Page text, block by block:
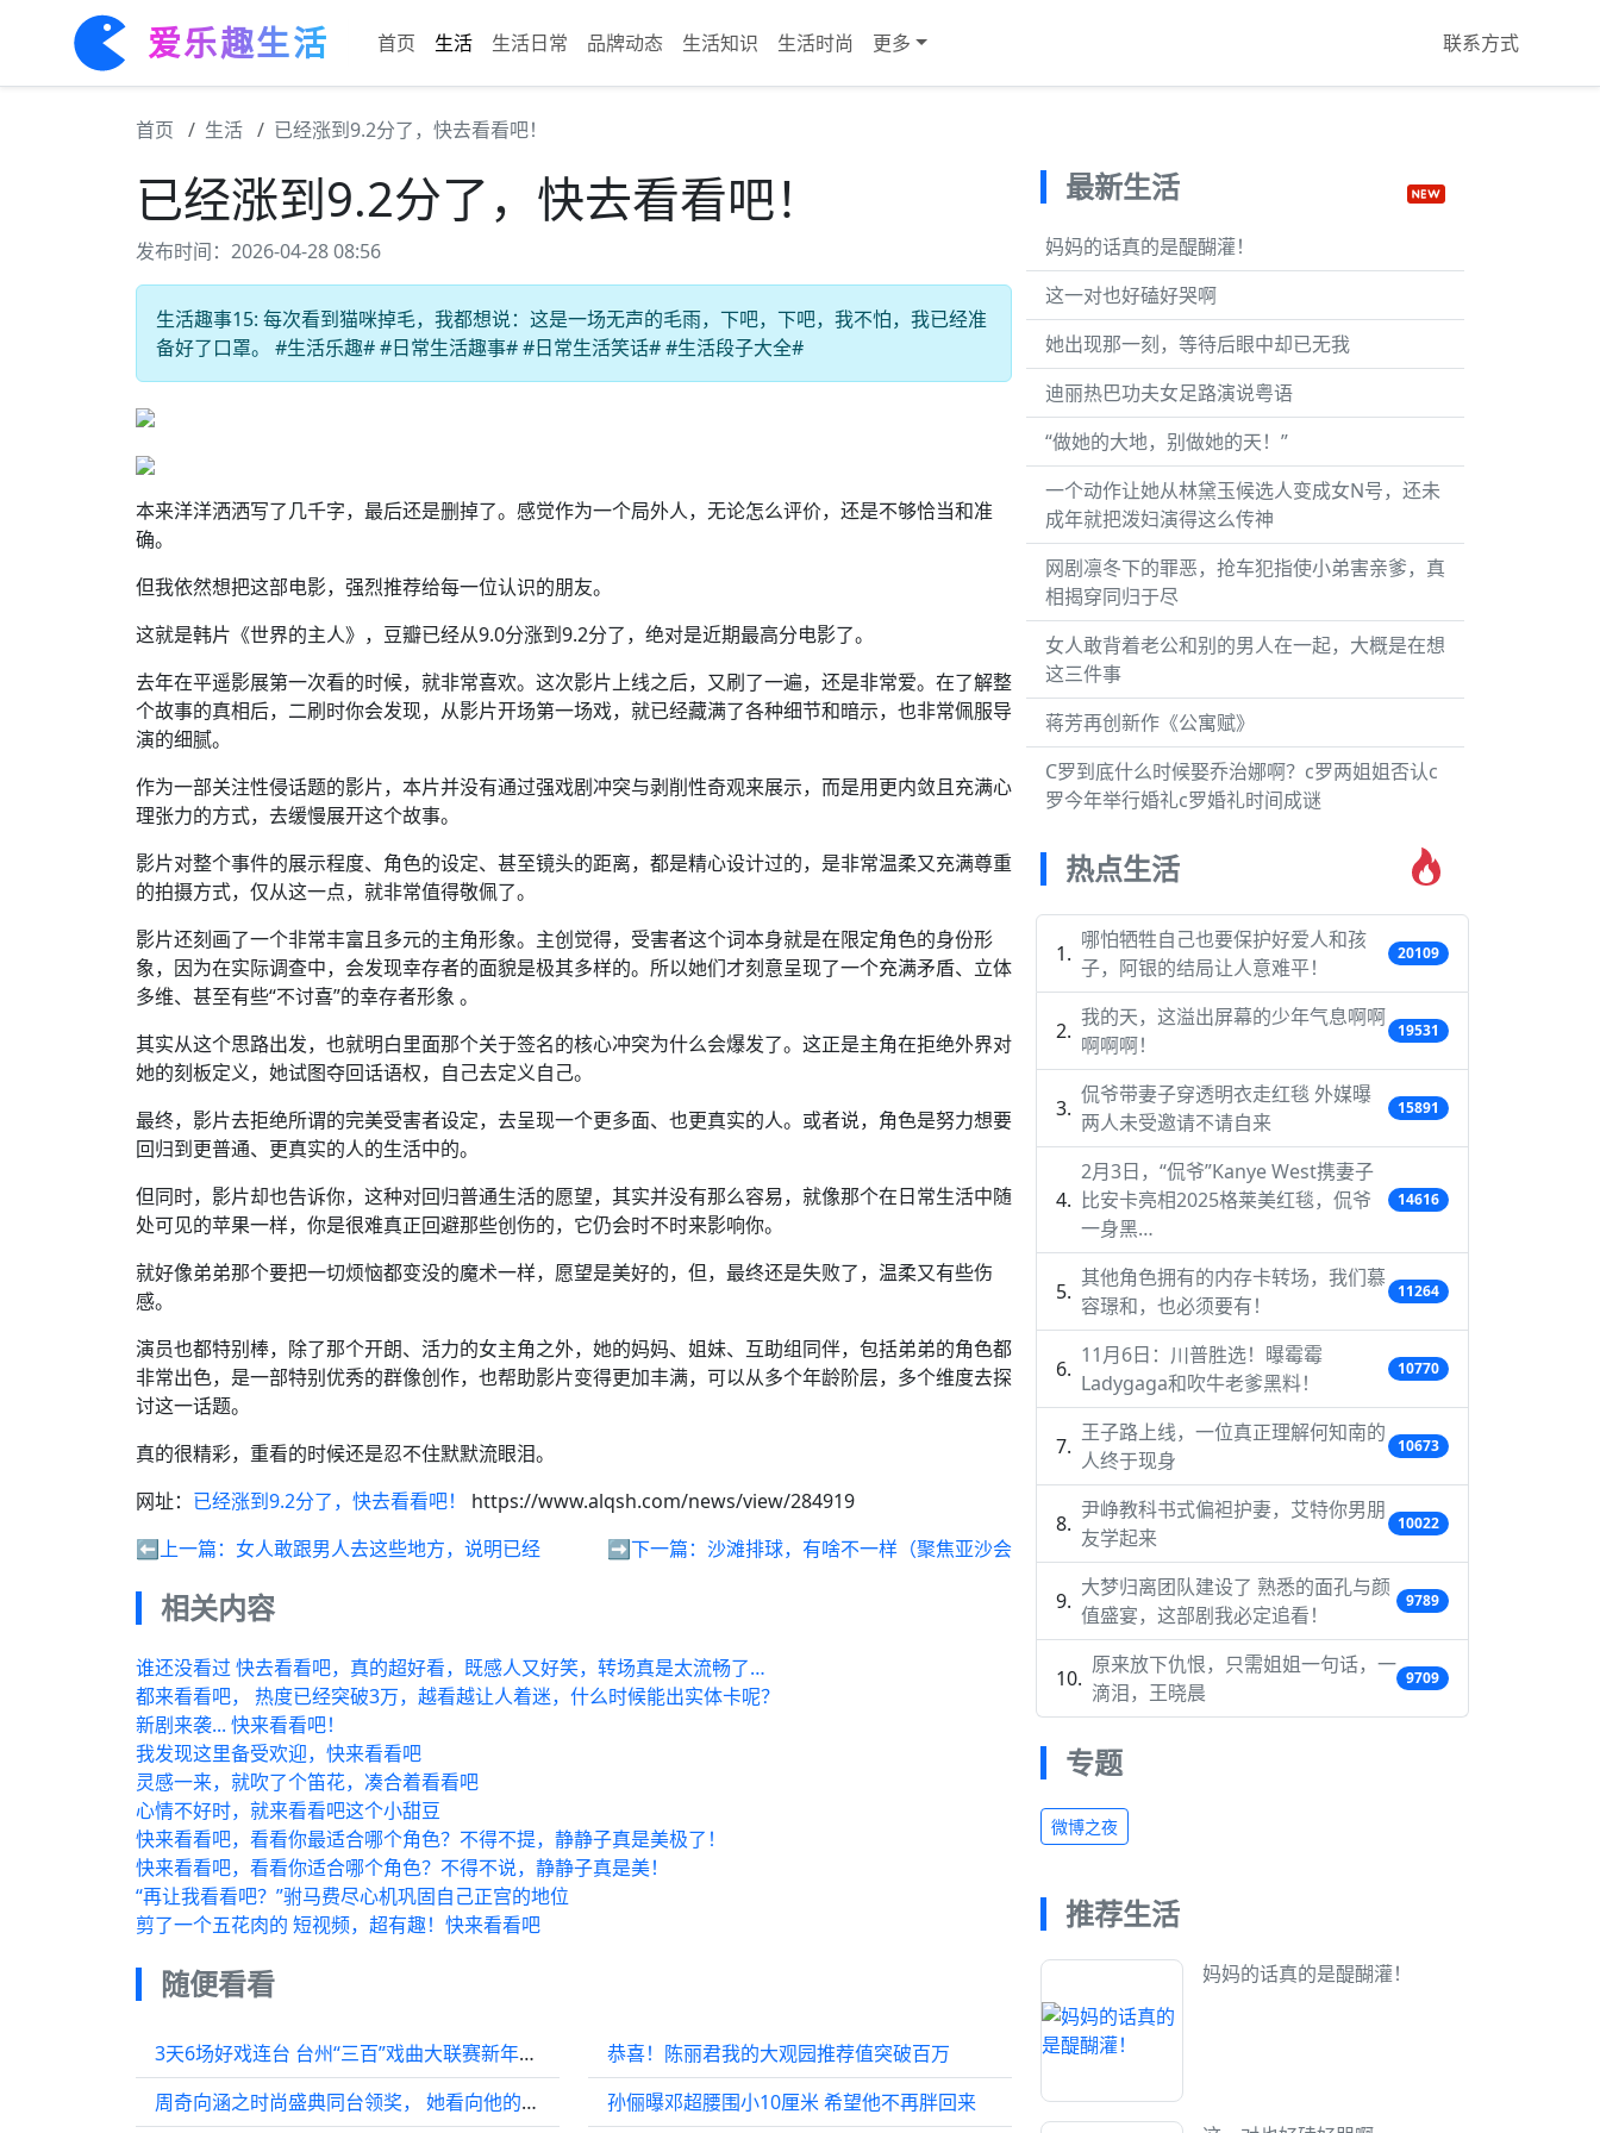
爱乐趣生活 首页 生活 生活日常 品牌动态 生活知识 生活时尚 更多 联系方式
首页 生活 已经涨到9.2分了，快去看看吧！
已经涨到9.2分了，快去看看吧！
发布时间：2026-04-28 08:56
生活趣事15: 每次看到猫咪掉毛，我都想说：这是一场无声的毛雨，下吧，下吧，我不怕，我已经准
备好了口罩。 #生活乐趣# #日常生活趣事# #日常生活笑话# #生活段子大全#
本来洋洋洒洒写了几千字，最后还是删掉了。感觉作为一个局外人，无论怎么评价，还是不够恰当和准
确。
但我依然想把这部电影，强烈推荐给每一位认识的朋友。
这就是韩片《世界的主人》，豆瓣已经从9.0分涨到9.2分了，绝对是近期最高分电影了。
去年在平遥影展第一次看的时候，就非常喜欢。这次影片上线之后，又刷了一遍，还是非常爱。在了解整
个故事的真相后，二刷时你会发现，从影片开场第一场戏，就已经藏满了各种细节和暗示，也非常佩服导
演的细腻。
作为一部关注性侵话题的影片，本片并没有通过强戏剧冲突与剥削性奇观来展示，而是用更内敛且充满心
理张力的方式，去缓慢展开这个故事。
影片对整个事件的展示程度、角色的设定、甚至镜头的距离，都是精心设计过的，是非常温柔又充满尊重
的拍摄方式，仅从这一点，就非常值得敬佩了。
影片还刻画了一个非常丰富且多元的主角形象。主创觉得，受害者这个词本身就是在限定角色的身份形
象，因为在实际调查中，会发现幸存者的面貌是极其多样的。所以她们才刻意呈现了一个充满矛盾、立体
多维、甚至有些“不讨喜”的幸存者形象 。
其实从这个思路出发，也就明白里面那个关于签名的核心冲突为什么会爆发了。这正是主角在拒绝外界对
她的刻板定义，她试图夺回话语权，自己去定义自己。
最终，影片去拒绝所谓的完美受害者设定，去呈现一个更多面、也更真实的人。或者说，角色是努力想要
回归到更普通、更真实的人的生活中的。
但同时，影片却也告诉你，这种对回归普通生活的愿望，其实并没有那么容易，就像那个在日常生活中随
处可见的苹果一样，你是很难真正回避那些创伤的，它仍会时不时来影响你。
就好像弟弟那个要把一切烦恼都变没的魔术一样，愿望是美好的，但，最终还是失败了，温柔又有些伤
感。
演员也都特别棒，除了那个开朗、活力的女主角之外，她的妈妈、姐妹、互助组同伴，包括弟弟的角色都
非常出色，是一部特别优秀的群像创作，也帮助影片变得更加丰满，可以从多个年龄阶层，多个维度去探
讨这一话题。
真的很精彩，重看的时候还是忍不住默默流眼泪。
网址： 已经涨到9.2分了，快去看看吧！
https://www.alqsh.com/news/view/284919
⬅️上一篇： 女人敢跟男人去这些地方，说明已经 ➡️下一篇： 沙滩排球，有啥不一样（聚焦亚沙会
相关内容
谁还没看过 快去看看吧，真的超好看，既感人又好笑，转场真是太流畅了…
都来看看吧， 热度已经突破3万，越看越让人着迷，什么时候能出实体卡呢？
新剧来袭... 快来看看吧！
我发现这里备受欢迎，快来看看吧
灵感一来，就吹了个笛花，凑合着看看吧
心情不好时，就来看看吧这个小甜豆
快来看看吧，看看你最适合哪个角色？不得不提，静静子真是美极了！
快来看看吧，看看你适合哪个角色？不得不说，静静子真是美！
“再让我看看吧？”驸马费尽心机巩固自己正宫的地位
剪了一个五花肉的 短视频，超有趣！快来看看吧
随便看看
3天6场好戏连台 台州“三百”戏曲大联赛新年鸣锣开唱
周奇向涵之时尚盛典同台领奖， 她看向他的眼神超爱的
恭喜！陈丽君我的大观园推荐值突破百万
孙俪曝邓超腰围小10厘米 希望他不再胖回来
最新生活
妈妈的话真的是醍醐灌！
这一对也好磕好哭啊
她出现那一刻，等待后眼中却已无我
迪丽热巴功夫女足路演说粤语
“做她的大地，别做她的天！”
一个动作让她从林黛玉候选人变成女N号，还未
成年就把泼妇演得这么传神
网剧凛冬下的罪恶，抢车犯指使小弟害亲爹，真
相揭穿同归于尽
女人敢背着老公和别的男人在一起，大概是在想
这三件事
蒋芳再创新作《公寓赋》
C罗到底什么时候娶乔治娜啊？c罗两姐姐否认c
罗今年举行婚礼c罗婚礼时间成谜
热点生活
哪怕牺牲自己也要保护好爱人和孩
子，阿银的结局让人意难平！
20109
我的天，这溢出屏幕的少年气息啊啊
啊啊啊！
19531
侃爷带妻子穿透明衣走红毯 外媒曝
两人未受邀请不请自来
15891
2月3日，“侃爷”Kanye West携妻子
比安卡亮相2025格莱美红毯，侃爷
一身黑…
14616
其他角色拥有的内存卡转场，我们慕
容璟和，也必须要有！
11264
11月6日：川普胜选！曝霉霉
Ladygaga和吹牛老爹黑料！
10770
王子路上线，一位真正理解何知南的
人终于现身
10673
尹峥教科书式偏袒护妻，艾特你男朋
友学起来
10022
大梦归离团队建设了 熟悉的面孔与颜
值盛宴，这部剧我必定追看！
9789
原来放下仇恨，只需姐姐一句话，一
滴泪，王晓晨
9709
专题
微博之夜
推荐生活
妈妈的话真的是醍醐灌！